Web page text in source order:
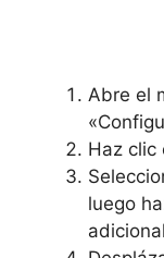
Abre el
Haz clic
luego